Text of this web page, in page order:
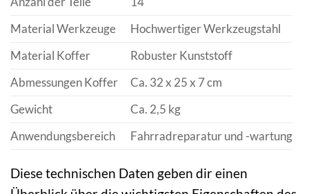
Material Werkzeuge
Hochwertiger Werkzeugstahl
Material Koffer
Robuster Kunststoff
Abmessungen Koffer
Ca. 32 x 25 x 7 cm
Gewicht
Ca. 2,5 kg
Anwendungsbereich
Fahrradreparatur und -wartung
Diese technischen Daten geben dir einen